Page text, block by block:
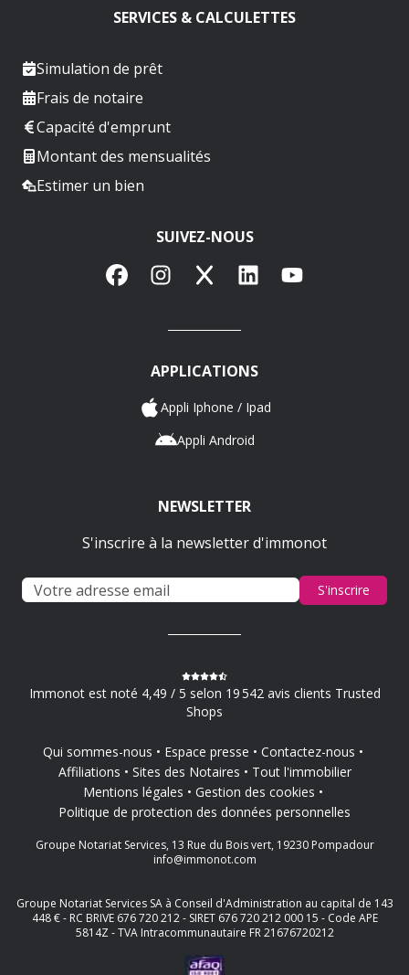
SERVICES & CALCULETTES
Simulation de prêt
Frais de notaire
Capacité d'emprunt
Montant des mensualités
Estimer un bien
SUIVEZ-NOUS
FacebookInstagram
X LinkedInYouTube
APPLICATIONS
Appli Iphone / Ipad
Appli Android
NEWSLETTER
S'inscrire à la newsletter d'immonot
S'inscrire
Immonot est noté 4,49 / 5 selon 19 542 avis clients Trusted
Shops
Qui sommes-nous Espace presse
Contactez-nous
Affiliations
Sites des Notaires
Tout l'immobilier
Mentions légales
Gestion des cookies
Politique de protection des données personnelles
Groupe Notariat Services, 13 Rue du Bois vert, 19230 Pompadour
info@immonot.com
Groupe Notariat Services SA à Conseil d'Administration au capital de 143
448 € - RC BRIVE 676 720 212 - SIRET 676 720 212 000 15 - Code APE
5814Z - TVA Intracommunautaire FR 21676720212